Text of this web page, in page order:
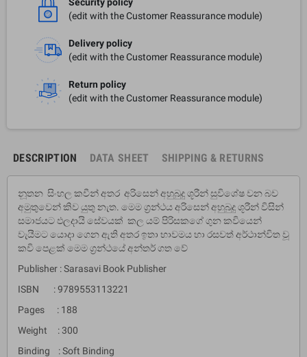
(edit with the Customer Reassurance module)
Delivery policy
(edit with the Customer Reassurance module)
Return policy
(edit with the Customer Reassurance module)
DESCRIPTION DATA SHEET SHIPPING & RETURNS
නූතන සිංහල කවීන් අතර අරිසෙන් අහුබුදු ශූරීන් සුවිශේෂ වන බව
අමුතුවෙන් කිව යුතු නැත. මෙම ග්‍රන්ථය අරිසෙන් අහුබුදු ශූරීන් විසින්
සමාජයට ඵලදායි සේවයක් කල යම් පිරිසකගේ ගුන කවියෙන්
වැයීමට යොදා ගෙන ඇති අතර ඉතා භාවමය හා රසවත් අර්ථාන්විත වූ
කවි පෙළක් මෙම ග්‍රන්ථයේ අන්තර් ගත වේ
Publisher : Sarasavi Book Publisher
ISBN : 9789553113221
Pages : 188
Weight : 300
Binding : Soft Binding